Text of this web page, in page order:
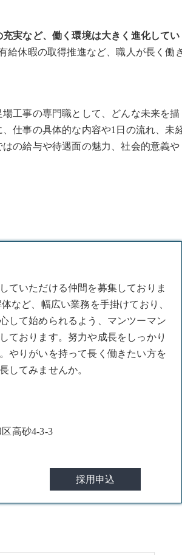
実など、働く環境は大きく進化してい
給休暇の取得推進など、職人が長く働
工事の専門職として、どんな未来を描
仕事の具体的な内容や1日の流れ、未
の給与や待遇面の魅力、社会的意義や
ていただける仲間を募集しておりま
など、幅広い業務を手掛けており、
して始められるよう、マンツーマン
ております。努力や成長をしっかり
やりがいを持って長く働きたい方を
してみませんか。
高砂4-3-3
採用申込